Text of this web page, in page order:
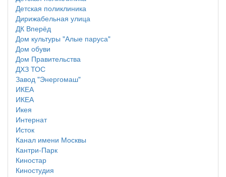
Детская поликлиника
Дирижабельная улица
ДК Вперёд
Дом культуры "Алые паруса"
Дом обуви
Дом Правительства
ДХЗ ТОС
Завод "Энергомаш"
ИКЕА
ИКЕА
Икея
Интернат
Исток
Канал имени Москвы
Кантри-Парк
Киностар
Киностудия